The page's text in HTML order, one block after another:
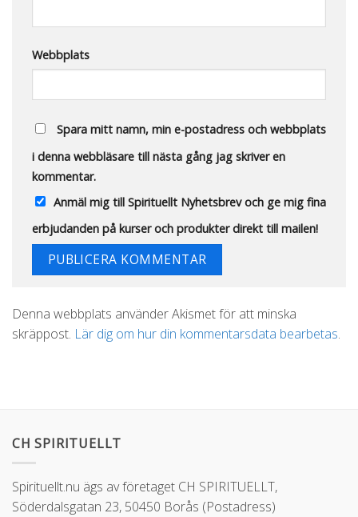
Webbplats
Spara mitt namn, min e-postadress och webbplats
i denna webbläsare till nästa gång jag skriver en
kommentar.
Anmäl mig till Spirituellt Nyhetsbrev och ge mig fina
erbjudanden på kurser och produkter direkt till mailen!
Denna webbplats använder Akismet för att minska
skräppost. Lär dig om hur din kommentarsdata bearbetas.
CH SPIRITUELLT
Spirituellt.nu ägs av företaget CH SPIRITUELLT,
Söderdalsgatan 23, 50450 Borås (Postadress)